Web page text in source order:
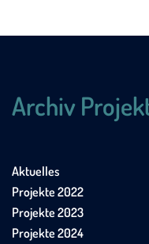
Archiv
Aktuelles
Projekte 2022
Projekte 2023
Projekte 2024